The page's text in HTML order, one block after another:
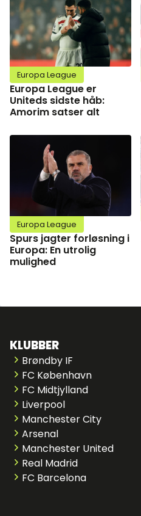
Europa League
Europa League er
Uniteds sidste håb:
Amorim satser alt
Europa League
Spurs jagter forløsning i
Europa: En utrolig
mulighed
KLUBBER
Brøndby IF
FC København
FC Midtjylland
Liverpool
Manchester City
Arsenal
Manchester United
Real Madrid
FC Barcelona